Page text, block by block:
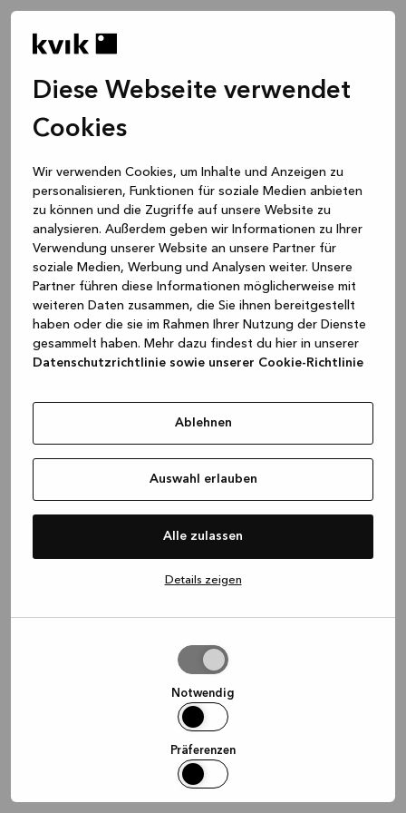
Diese Webseite verwendet
Cookies
Wir verwenden Cookies, um Inhalte und Anzeigen zu
personalisieren, Funktionen für soziale Medien anbieten
zu können und die Zugriffe auf unsere Website zu
analysieren. Außerdem geben wir Informationen zu Ihrer
Verwendung unserer Website an unsere Partner für
soziale Medien, Werbung und Analysen weiter. Unsere
Partner führen diese Informationen möglicherweise mit
weiteren Daten zusammen, die Sie ihnen bereitgestellt
haben oder die sie im Rahmen Ihrer Nutzung der Dienste
gesammelt haben. Mehr dazu findest du hier in unserer
Datenschutzrichtlinie sowie unserer Cookie-Richtlinie
Ablehnen
Auswahl erlauben
Alle zulassen
Details zeigen
Notwendig
Präferenzen
loadingwww.kvik.de (see the browser console for more
information)